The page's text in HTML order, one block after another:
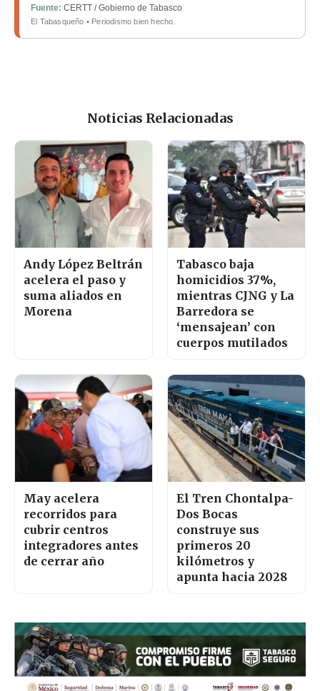
Fuente: CERTT / Gobierno de Tabasco
El Tabasqueño • Periodismo bien hecho.
Noticias Relacionadas
Andy López Beltrán
acelera el paso y
suma aliados en
Morena
Tabasco baja
homicidios 37%,
mientras CJNG y La
Barredora se
‘mensajean’ con
cuerpos mutilados
May acelera
recorridos para
cubrir centros
integradores antes
de cerrar año
El Tren Chontalpa-
Dos Bocas
construye sus
primeros 20
kilómetros y
apunta hacia 2028